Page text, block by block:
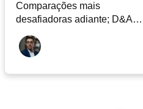
Comparações mais
desafiadoras adiante; D&A
deve permanecer nos níveis
atuais